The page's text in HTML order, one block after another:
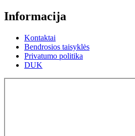
Informacija
Kontaktai
Bendrosios taisyklės
Privatumo politika
DUK